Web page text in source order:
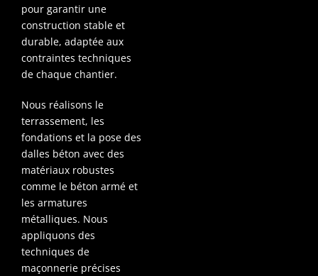
pour garantir une
construction stable et
durable, adaptée aux
contraintes techniques
de chaque chantier.
Nous réalisons le
terrassement, les
fondations et la pose des
dalles béton avec des
matériaux robustes
comme le béton armé et
les armatures
métalliques. Nous
appliquons des
techniques de
maçonnerie précises